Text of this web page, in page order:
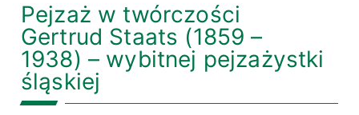
Pejzaż w twórczości
Gertrud Staats (1859 –
1938) – wybitnej pejzażystki
śląskiej